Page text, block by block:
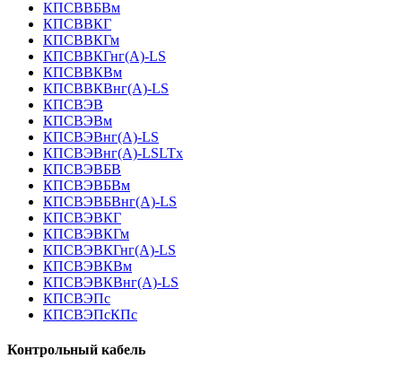
КПСВВБВм
КПСВВКГ
КПСВВКГм
КПСВВКГнг(А)-LS
КПСВВКВм
КПСВВКВнг(А)-LS
КПСВЭВ
КПСВЭВм
КПСВЭВнг(А)-LS
КПСВЭВнг(А)-LSLTx
КПСВЭВБВ
КПСВЭВБВм
КПСВЭВБВнг(А)-LS
КПСВЭВКГ
КПСВЭВКГм
КПСВЭВКГнг(А)-LS
КПСВЭВКВм
КПСВЭВКВнг(А)-LS
КПСВЭПс
КПСВЭПсКПс
Контрольный кабель